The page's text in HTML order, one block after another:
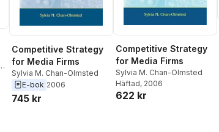
Competitive Strategy
for Media Firms
Sylvia M. Chan-Olmsted
E-bok 2006
745 kr
Competitive Strategy
for Media Firms
Sylvia M. Chan-Olmsted
Häftad, 2006
622 kr